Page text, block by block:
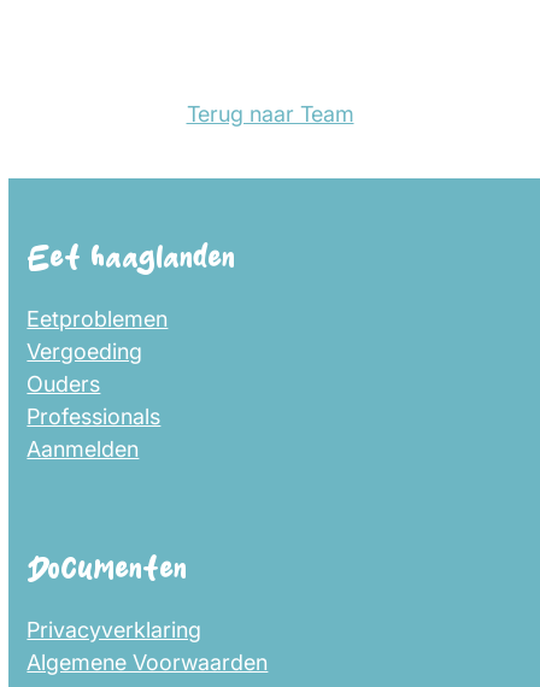
Terug naar Team
Eet haaglanden
Eetproblemen
Vergoeding
Ouders
Professionals
Aanmelden
Documenten
Privacyverklaring
Algemene Voorwaarden